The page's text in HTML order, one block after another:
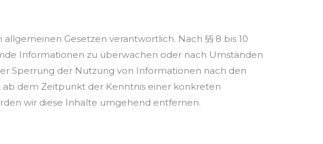
Gesetzen verantwortlich. Nach §§ 8 bis 10
Informationen zu überwachen oder nach Umständen
Sperrung der Nutzung von Informationen nach den
dem Zeitpunkt der Kenntnis einer konkreten
wir diese Inhalte umgehend entfernen.